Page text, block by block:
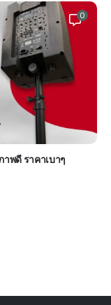
0
พดี ราคาเบาๆ